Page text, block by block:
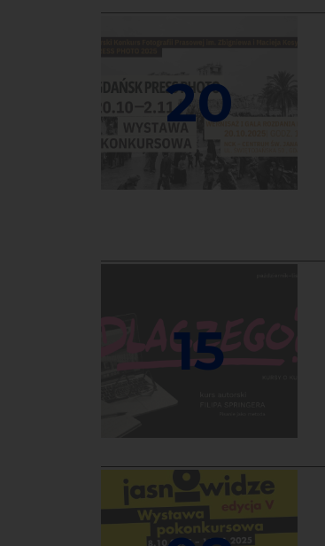
20
15